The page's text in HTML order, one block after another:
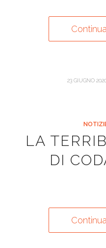
23 GIUGNO
/
LA
DI